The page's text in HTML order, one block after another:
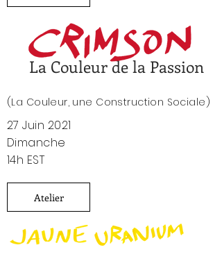
La Couleur de la Passion
(La Couleur, une Construction Sociale)
27 Juin 2021
Dimanche
14h EST
Atelier